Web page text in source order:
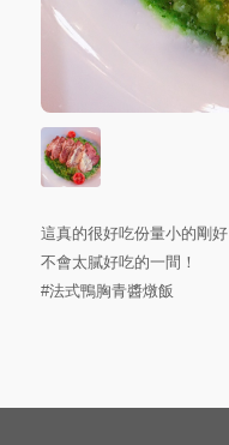
這真的很好吃份量小的剛好
不會太膩好吃的一間！
#法式鴨胸青醬燉飯